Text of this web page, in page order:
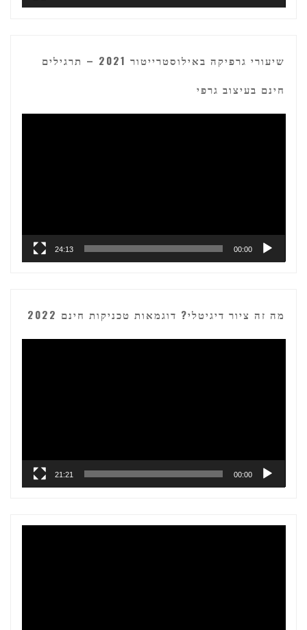
שיעורי גרפיקה באילוסטרייטור 2021 – תרגילים
חינם בעיצוב גרפי
00:00
24:13
מה זה ציור דיגיטלי? דוגמאות טכניקות חינם 2022
00:00
21:21